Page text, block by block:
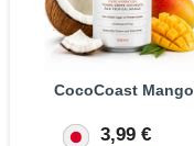
CocoCoast Mango
3,99 €